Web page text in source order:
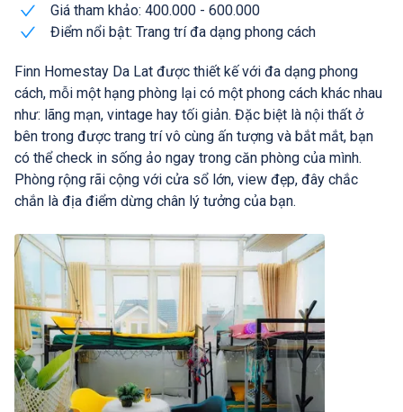
Giá tham khảo: 400.000 - 600.000
Điểm nổi bật: Trang trí đa dạng phong cách
Finn Homestay Da Lat được thiết kế với đa dạng phong
cách, mỗi một hạng phòng lại có một phong cách khác nhau
như: lãng mạn, vintage hay tối giản. Đặc biệt là nội thất ở
bên trong được trang trí vô cùng ấn tượng và bắt mắt, bạn
có thể check in sống ảo ngay trong căn phòng của mình.
Phòng rộng rãi cộng với cửa sổ lớn, view đẹp, đây chắc
chắn là địa điểm dừng chân lý tưởng của bạn.